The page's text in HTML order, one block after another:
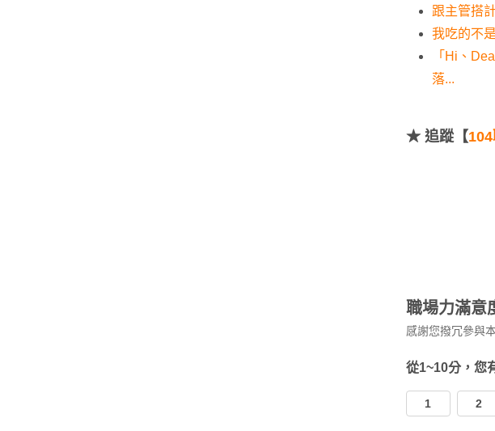
跟主管搭
我吃的不
「Hi、
落...
★ 追蹤【
職場力滿意
感謝您撥冗參與
從1~10分，您
1 2